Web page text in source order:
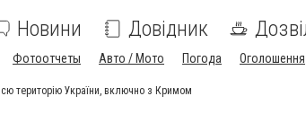
Новини Довідник
Фотоотчеты Авто / Мото Погода Оголошення
територію України, включно з Кримом